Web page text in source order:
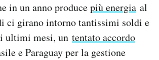
in un anno producepiù energia al
ci girano intorno tantissimi soldi e
ultimi mesi, un tentato accordo
e Paraguay per la gestione